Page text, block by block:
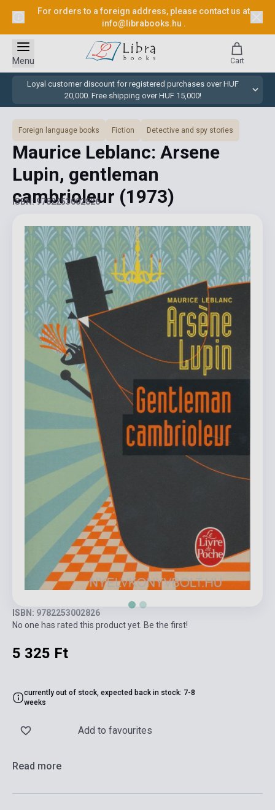
For orders to a foreign address, please contact us at
info@librabooks.hu .
Loyal customer discount for registered purchases over HUF
20,000. Free shipping over HUF 15,000!
Menu Cart
Foreign language books Fiction Detective and spy stories
Maurice Leblanc: Arsene
Lupin, gentleman
cambrioleur (1973)
ISBN: 9782253002826
ISBN: 9782253002826
No one has rated this product yet. Be the first!
5 325 Ft
currently out of stock, expected back in stock: 7-8
weeks
Add to favourites
Read more